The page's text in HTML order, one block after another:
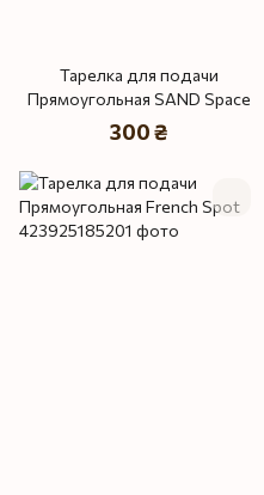
Тарелка для подачи
Прямоугольная SAND Space
300 ₴